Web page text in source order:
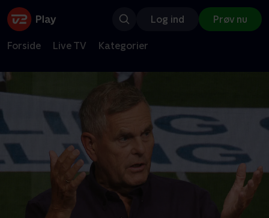
Log ind Prøv nu
Forside Live TV Kategorier